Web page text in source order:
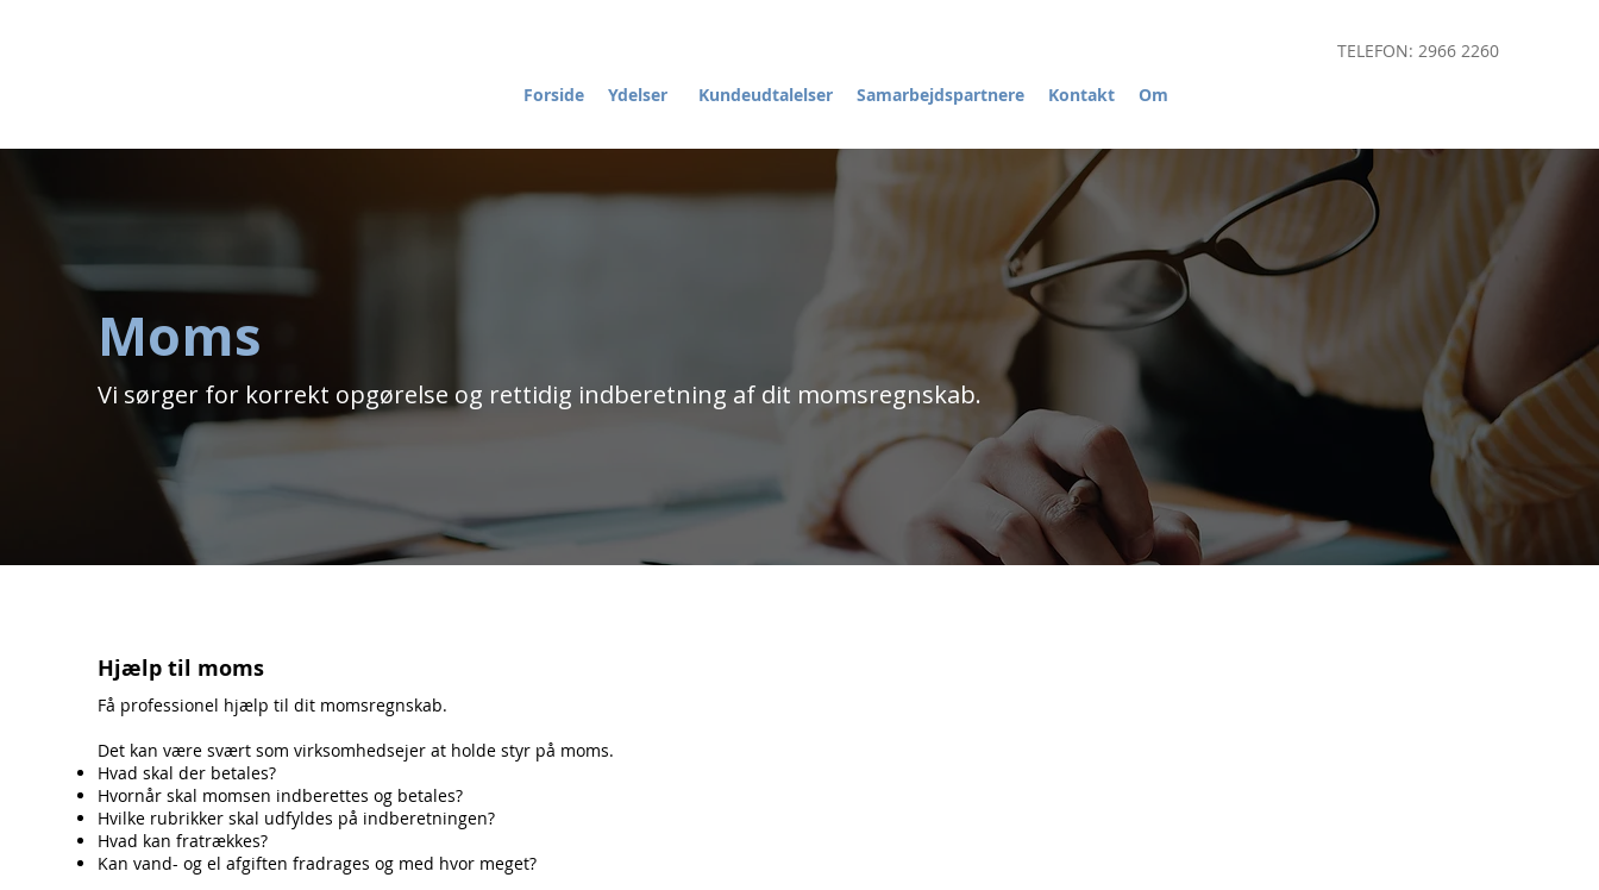
TELEFON: 2966 2260
Forside
Ydelser Kundeudtalelser Samarbejdspartnere Kontakt Om
Moms
Vi sørger for korrekt opgørelse og rettidig indberetning af dit momsregnskab.
Hjælp til moms
Få professionel hjælp til dit momsregnskab.
Det kan være svært som virksomhedsejer at holde styr på moms.
Hvad skal der betales?
Hvornår skal momsen indberettes og betales?
Hvilke rubrikker skal udfyldes på indberetningen?
Hvad kan fratrækkes?
Kan vand- og el afgiften fradrages og med hvor meget?